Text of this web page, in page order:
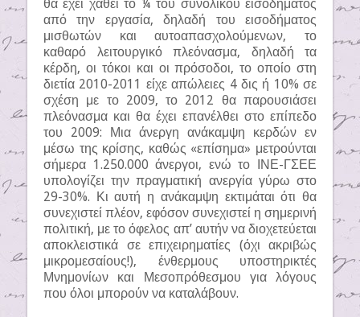
θα έχει χαθεί το ¼ του συνολικού εισοδήματος
από την εργασία, δηλαδή του εισοδήματος
μισθωτών και αυτοαπασχολούμενων, το
καθαρό λειτουργικό πλεόνασμα, δηλαδή τα
κέρδη, οι τόκοι και οι πρόσοδοι, το οποίο στη
διετία 2010-2011 είχε απώλειες 4 δις ή 10% σε
σχέση με το 2009, το 2012 θα παρουσιάσει
πλεόνασμα και θα έχει επανέλθει στο επίπεδο
του 2009: Μια άνεργη ανάκαμψη κερδών εν
μέσω της κρίσης, καθώς «επίσημα» μετρούνται
σήμερα 1.250.000 άνεργοι, ενώ το ΙΝΕ-ΓΣΕΕ
υπολογίζει την πραγματική ανεργία γύρω στο
29-30%. Κι αυτή η ανάκαμψη εκτιμάται ότι θα
συνεχιστεί πλέον, εφόσον συνεχιστεί η σημερινή
πολιτική, με το όφελος απ’ αυτήν να διοχετεύεται
αποκλειστικά σε επιχειρηματίες (όχι ακριβώς
μικρομεσαίους!), ένθερμους υποστηρικτές
Μνημονίων και Μεσοπρόθεσμου για λόγους
που όλοι μπορούν να καταλάβουν.